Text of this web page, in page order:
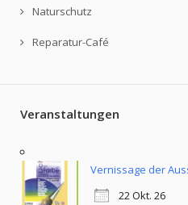
Naturschutz
Reparatur-Café
Veranstaltungen
Vernissage der
22 Okt. 26